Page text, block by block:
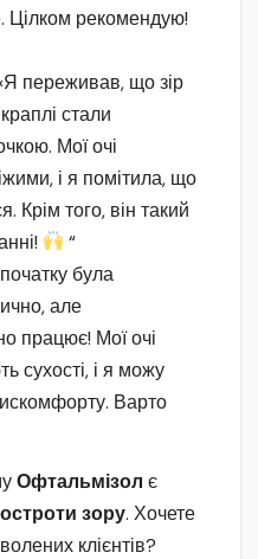
Цілком рекомендую!
переживав, що зір
стали
Мої очі
і я помітила, що
Крім того, він такий
“
була
але
працює! Мої очі
сухості, і я можу
Варто
Офтальмізол є
зору. Хочете
клієнтів?